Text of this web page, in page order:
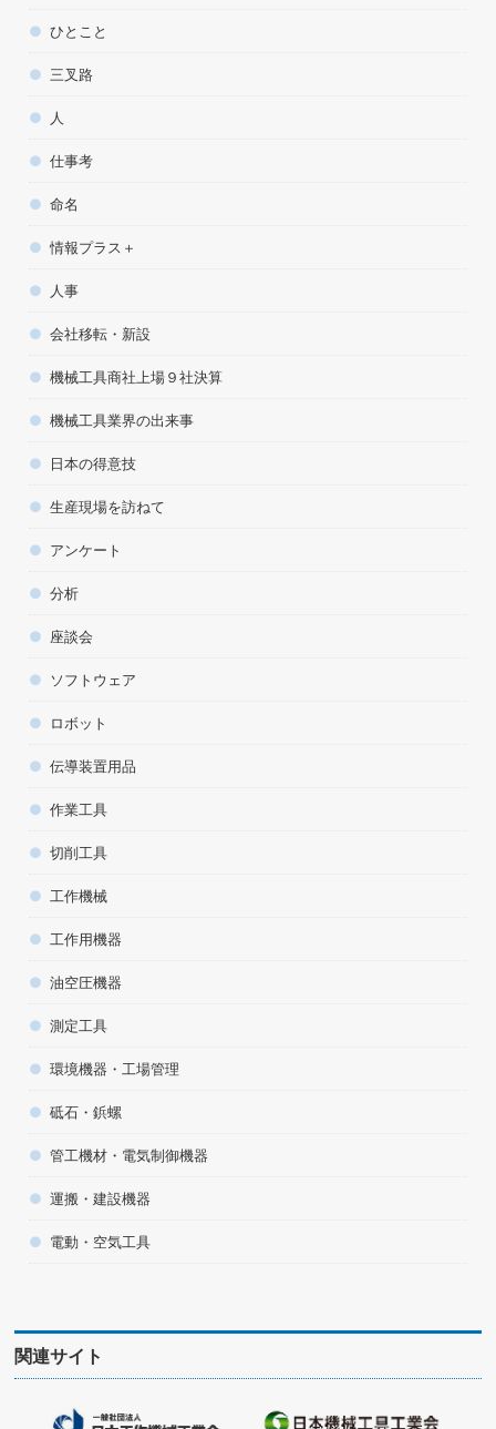
ひとこと
三叉路
人
仕事考
命名
情報プラス＋
人事
会社移転・新設
機械工具商社上場９社決算
機械工具業界の出来事
日本の得意技
生産現場を訪ねて
アンケート
分析
座談会
ソフトウェア
ロボット
伝導装置用品
作業工具
切削工具
工作機械
工作用機器
油空圧機器
測定工具
環境機器・工場管理
砥石・鋲螺
管工機材・電気制御機器
運搬・建設機器
電動・空気工具
関連サイト